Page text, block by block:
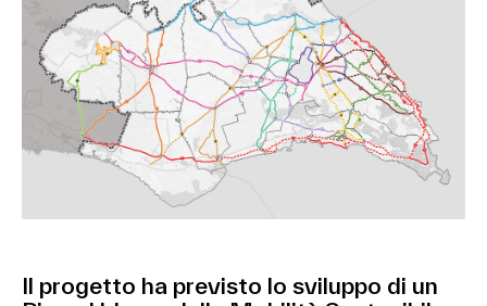
Il progetto ha previsto lo sviluppo di un